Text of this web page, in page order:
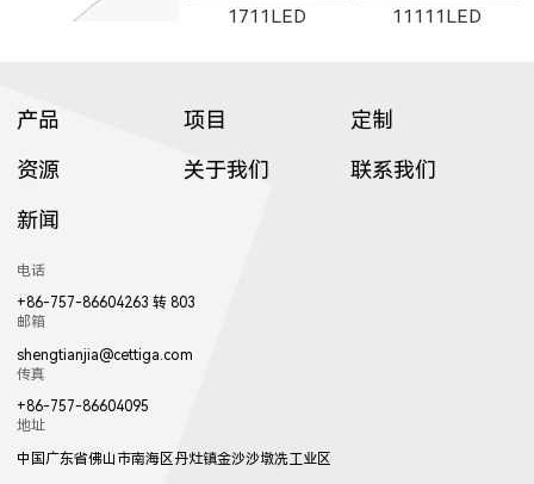
1711LED 11111LED
12111LED
产品 项目
定制
资源
关于我们
联系我们
新闻
电话
+86-757-86604263 转 803
邮箱
shengtianjia@cettiga.com
传真
+86-757-86604095
地址
中国广东省佛山市南海区丹灶镇金沙沙墩冼工业区